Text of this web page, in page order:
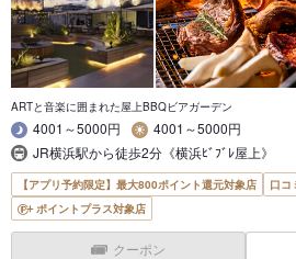
ARTと音楽に囲まれた屋上BBQビアガーデン
4001～5000円
4001～5000円
JR横浜駅から徒歩2分《横浜ﾋﾞﾌﾞﾚ屋上》
【アプリ予約限定】最大800ポイント還元対象店
口コ
ポイントプラス対象店
クーポン